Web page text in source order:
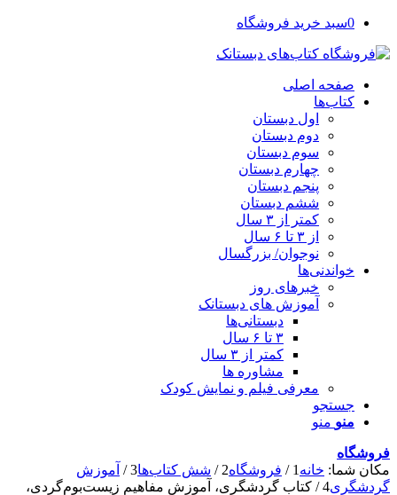
0سبد خرید فروشگاه
صفحه اصلی
کتاب‌ها
اول دبستان
دوم دبستان
سوم دبستان
چهارم دبستان
پنجم دبستان
ششم دبستان
کمتر از ۳ سال
از ۳ تا ۶ سال
نوجوان/ بزرگسال
خواندنی‌ها
خبرهای روز
آموزش های دبستانک
دبستانی‌ها
۳ تا ۶ سال
کمتر از ۳ سال
مشاوره ها
معرفی فیلم و نمایش کودک
جستجو
منو منو
فروشگاه
مکان شما: خانه 1
/ فروشگاه2
/ شش کتاب‌ها3
/ آموزش
گردشگری4
/ کتاب گردشگری، آموزش مفاهیم زیست‌بوم‌گردی،